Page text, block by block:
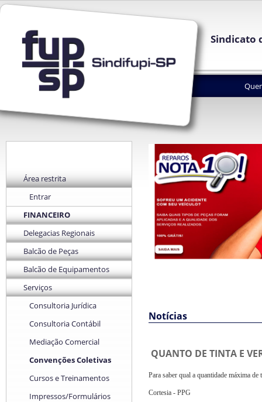
Sindicato
Área restrita
Entrar
FINANCEIRO
Delegacias Regionais
Balcão de Peças
Balcão de Equipamentos
Serviços
Consultoria Jurídica
Consultoria Contábil
Mediação Comercial
Convenções Coletivas
Cursos e Treinamentos
Impressos/Formulários
Notícias
QUANTO DE TINTA E
Para saber qual a quantidade máxima
Cortesia - PPG